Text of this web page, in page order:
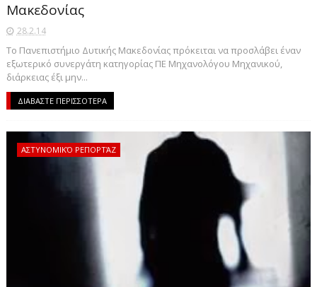
Μακεδονίας
28.2.14
Το Πανεπιστήμιο Δυτικής Μακεδονίας πρόκειται να προσλάβει έναν
εξωτερικό συνεργάτη κατηγορίας ΠΕ Μηχανολόγου Μηχανικού,
διάρκειας έξι μην...
ΔΙΑΒΑΣΤΕ ΠΕΡΙΣΣΟΤΕΡΑ
ΑΣΤΥΝΟΜΙΚΌ ΡΕΠΟΡΤΆΖ